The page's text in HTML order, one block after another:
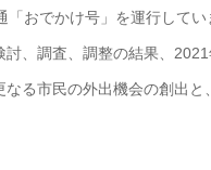
おでかけ号」を運行してい
、調査、調整の結果、
る市民の外出機会の創出